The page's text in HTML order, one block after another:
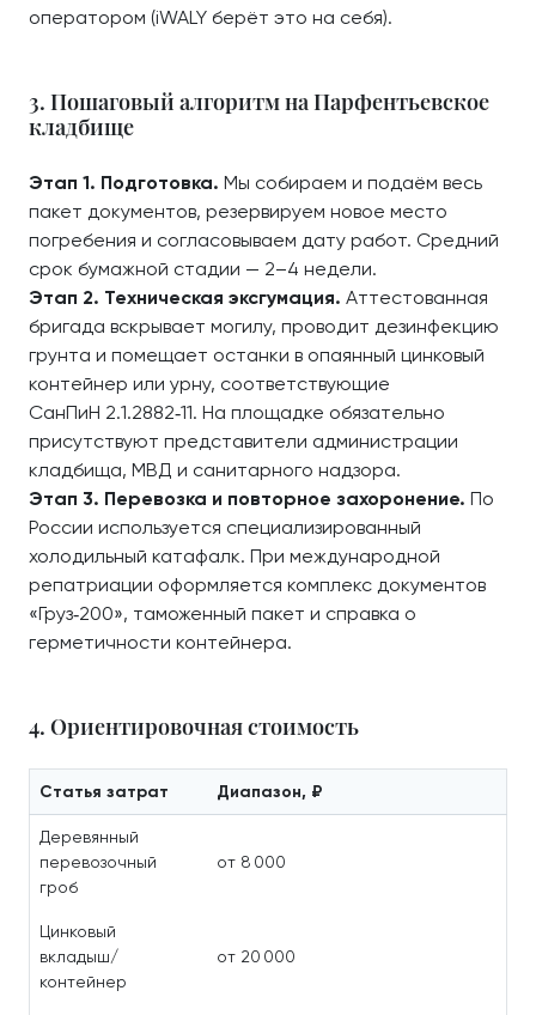
оператором (iWALY берёт это на себя).
3. Пошаговый алгоритм на Парфентьевское
кладбище
Этап 1. Подготовка. Мы собираем и подаём весь
пакет документов, резервируем новое место
погребения и согласовываем дату работ. Средний
срок бумажной стадии — 2–4 недели.
Этап 2. Техническая эксгумация. Аттестованная
бригада вскрывает могилу, проводит дезинфекцию
грунта и помещает останки в опаянный цинковый
контейнер или урну, соответствующие
СанПиН 2.1.2882‑11. На площадке обязательно
присутствуют представители администрации
кладбища, МВД и санитарного надзора.
Этап 3. Перевозка и повторное захоронение. По
России используется специализированный
холодильный катафалк. При международной
репатриации оформляется комплекс документов
«Груз‑200», таможенный пакет и справка о
герметичности контейнера.
4. Ориентировочная стоимость
Статья затрат Диапазон, ₽
Деревянный
перевозочный
гроб
от 8 000
Цинковый
вкладыш/
контейнер
от 20 000